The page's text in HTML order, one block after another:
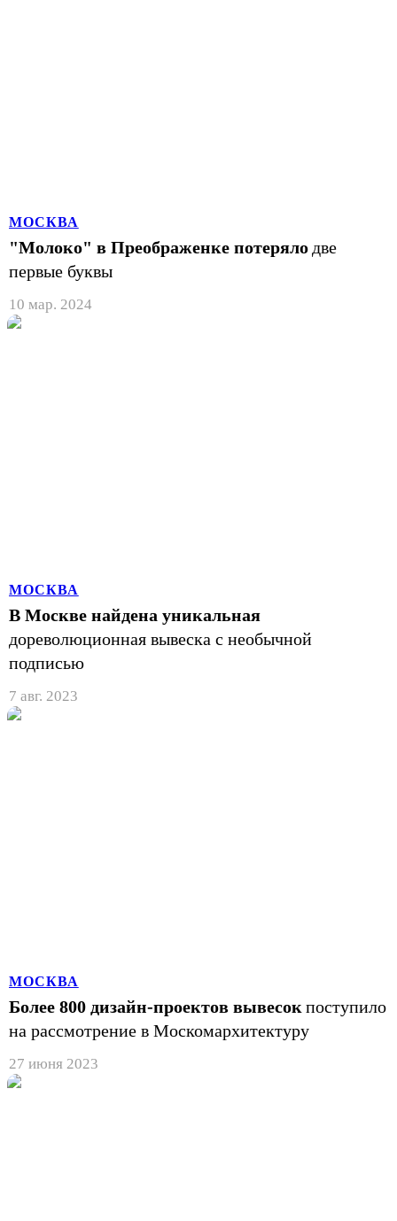
МОСКВА
"Молоко" в Преображенке потеряло две
первые буквы
10 мар. 2024
МОСКВА
В Москве найдена уникальная
дореволюционная вывеска с необычной
подписью
7 авг. 2023
МОСКВА
Более 800 дизайн-проектов вывесок поступило
на рассмотрение в Москомархитектуру
27 июня 2023